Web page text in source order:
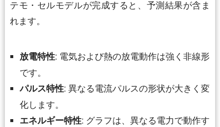
テモ・セルモデルが完成すると、予測結果が含ま
れます。
放電特性: 電気および熱の放電動作は強く非線形
です。
パルス特性: 異なる電流パルスの形状が大きく変
化します。
エネルギー特性: グラフは、異なる電力で動作す